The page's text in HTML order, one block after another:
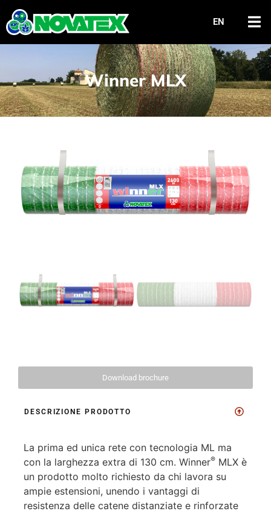
EN
Winner MLX
Download brochure
DESCRIZIONE PRODOTTO
La prima ed unica rete con tecnologia ML ma
con la larghezza extra di 130 cm. Winner® MLX è
un prodotto molto richiesto da chi lavora su
ampie estensioni, unendo i vantaggi di
resistenza delle catene distanziate e rinforzate